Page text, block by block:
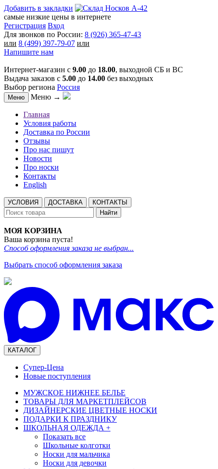
Добавить в закладки
самые низкие цены в интернете
Регистрация Вход
Для звонков по России: 8 (926) 365-47-43
или 8 (499) 397-79-07 или
Напишите нам
Интернет-магазин с 9.00 до 18.00, выходной СБ и ВС
Выдача заказов с 5.00 до 14.00 без выходных
Выбор региона Россия
Меню Меню →
Главная
Условия работы
Доставка по России
Отзывы
Про нас пишут
Новости
Про носки
Контакты
English
УСЛОВИЯ ДОСТАВКА
КОНТАКТЫ
Найти
МОЯ КОРЗИНА
Ваша корзина пуста!
Способ оформления заказа не выбран...
Выбрать способ оформления заказа
КАТАЛОГ
Супер-Цена
Новые поступления
МУЖСКОЕ НИЖНЕЕ БЕЛЬЕ
ТОВАРЫ ДЛЯ МАРКЕТПЛЕЙСОВ
ДИЗАЙНЕРСКИЕ ЦВЕТНЫЕ НОСКИ
ПОДАРКИ К ПРАЗДНИКУ
ШКОЛЬНАЯ ОДЕЖДА +
Показать все
Школьные колготки
Носки для мальчика
Носки для девочки